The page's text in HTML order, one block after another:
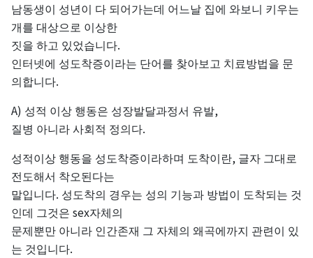
남동생이 성년이 다 되어가는데 어느날 집에 와보니 키우는
개를 대상으로 이상한
짓을 하고 있었습니다.
인터넷에 성도착증이라는 단어를 찾아보고 치료방법을 문
의합니다.
A) 성적 이상 행동은 성장발달과정서 유발,
질병 아니라 사회적 정의다.
성적이상 행동을 성도착증이라하며 도착이란, 글자 그대로
전도해서 착오된다는
말입니다. 성도착의 경우는 성의 기능과 방법이 도착되는 것
인데
그것은 sex자체의
문제뿐만 아니라 인간존재 그 자체의 왜곡에까지 관련이
있
는 것입니다.